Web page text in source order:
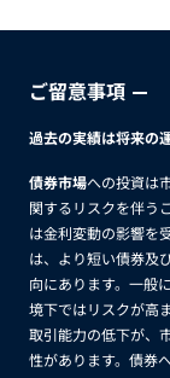
ご留意事項
過去の実績は将来の
債券市場への投資は
関するリスクを伴う
は金利変動の影響を
は、より短い債券及
向にあります。一般
境下ではリスクが高
取引能力の低下が、
性があります。債券